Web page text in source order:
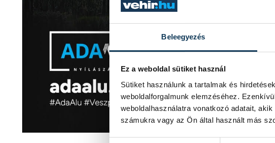
Beleegyezés
Ez a weboldal sütiket használ
Sütiket használunk a tartalmak és
weboldalforgalmunk elemzéséhez.
weboldalhasználatra vonatkozó adatait,
számukra vagy az Ön által használt más